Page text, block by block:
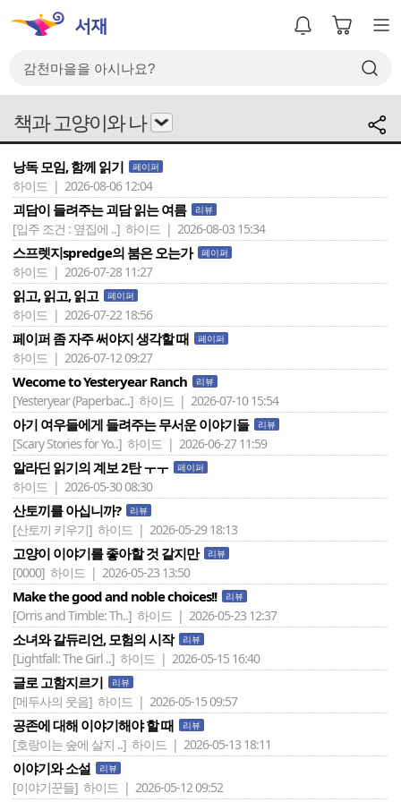
책과 고양이와 나
낭독 모임, 함께 읽기 페이퍼
하이드 | 2026-08-06 12:04
괴담이 들려주는 괴담 읽는 여름 리뷰
[입주 조건 : 옆집에 ..] 하이드 | 2026-08-03 15:34
스프렛지spredge의 붐은 오는가 페이퍼
하이드 | 2026-07-28 11:27
읽고, 읽고, 읽고 페이퍼
하이드 | 2026-07-22 18:56
페이퍼 좀 자주 써야지 생각할 때 페이퍼
하이드 | 2026-07-12 09:27
Wecome to Yesteryear Ranch 리뷰
[Yesteryear (Paperbac..] 하이드 | 2026-07-10 15:54
아기 여우들에게 들려주는 무서운 이야기들 리뷰
[Scary Stories for Yo..] 하이드 | 2026-06-27 11:59
알라딘 읽기의 계보 2탄 ㅜㅜ 페이퍼
하이드 | 2026-05-30 08:30
산토끼를 아십니까? 리뷰
[산토끼 키우기] 하이드 | 2026-05-29 18:13
고양이 이야기를 좋아할 것 같지만 리뷰
[0000] 하이드 | 2026-05-23 13:50
Make the good and noble choices!! 리뷰
[Orris and Timble: Th..] 하이드 | 2026-05-23 12:37
소녀와 갈듀리언, 모험의 시작 리뷰
[Lightfall: The Girl ..] 하이드 | 2026-05-15 16:40
글로 고함지르기 리뷰
[메두사의 웃음] 하이드 | 2026-05-15 09:57
공존에 대해 이야기해야 할 때 리뷰
[호랑이는 숲에 살지 ..] 하이드 | 2026-05-13 18:11
이야기와 소설 리뷰
[이야기꾼들] 하이드 | 2026-05-12 09:52